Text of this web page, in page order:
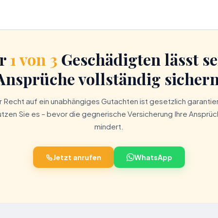
1 von 3 Geschädigten lässt
vollständig
Recht auf ein unabhängiges Gutachten ist gesetzlich
Sie es – bevor die gegnerische Versicherung Ihre
mindert.
Jetzt anrufen WhatsApp